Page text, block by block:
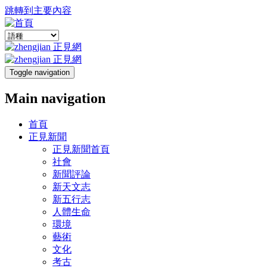
跳轉到主要內容
Toggle navigation
Main navigation
首頁
正見新聞
正見新聞首頁
社會
新聞評論
新天文志
新五行志
人體生命
環境
藝術
文化
考古